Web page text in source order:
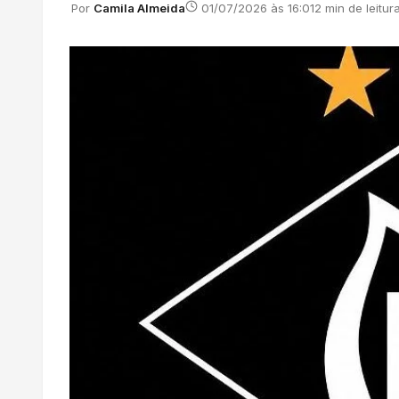
Por Camila Almeida 01/07/2026 às 16:012 min de